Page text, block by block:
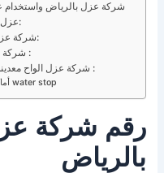
شركة عزل بالرياض
عزل البيتومين بالرياض:
شركة عزل بيتومين بالرياض:
شركة عزل صاج بالرياض :
شركة عزل الواح معدينة للاسطح بالرياض :
أماكن بيع أنواع ال water stop
رقم شركة
بالرياض